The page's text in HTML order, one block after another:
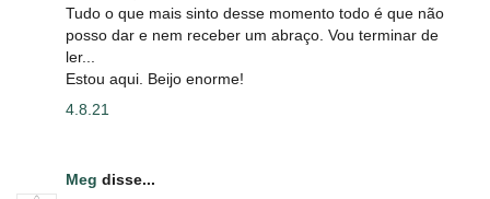
Tudo o que mais sinto desse momento todo é que não
posso dar e nem receber um abraço. Vou terminar de
ler...
Estou aqui. Beijo enorme!
4.8.21
Meg disse...